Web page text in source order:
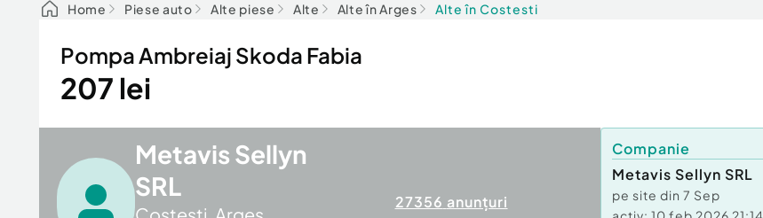
Home Piese auto Alte piese Alte Alte în Arges Alte în Costesti
Pompa Ambreiaj Skoda Fabia
207 lei
Metavis Sellyn
SRL
27356 anunțuri
Companie
Metavis Sellyn SRL
pe site din 7 Sep